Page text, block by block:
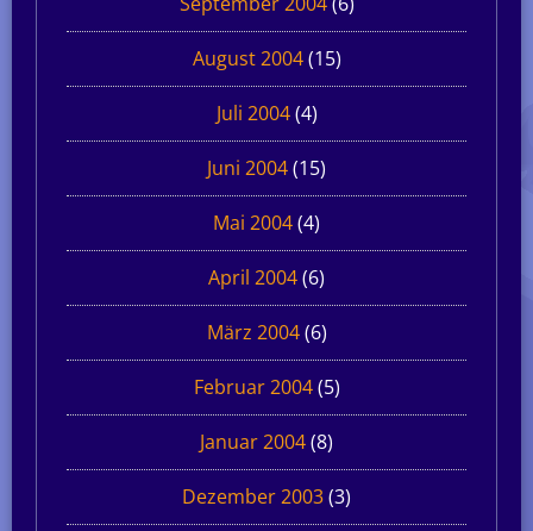
August 2004(15)
Juli 2004(4)
Juni 2004(15)
Mai 2004(4)
April 2004(6)
März 2004(6)
Februar 2004(5)
Januar 2004(8)
Dezember 2003(3)